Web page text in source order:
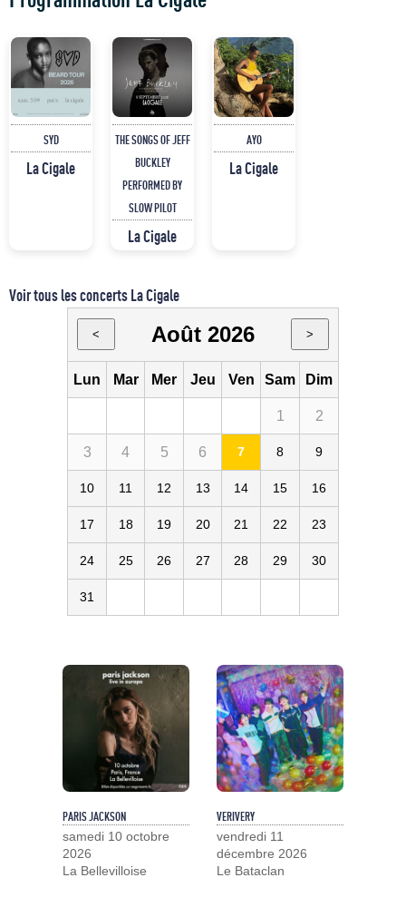
SYD
La Cigale
THE SONGS OF JEFF
BUCKLEY
PERFORMED BY
SLOW PILOT
La Cigale
AYO
La Cigale
Voir tous les concerts La Cigale
< Août 2026 >
Lun Mar Mer Jeu Ven Sam Dim
1 2
3 4 5 6 7 8 9
10 11 12 13 14 15 16
17 18 19 20 21 22 23
24 25 26 27 28 29 30
31
PARIS JACKSON
samedi 10 octobre
2026
La Bellevilloise
VERIVERY
vendredi 11
décembre 2026
Le Bataclan